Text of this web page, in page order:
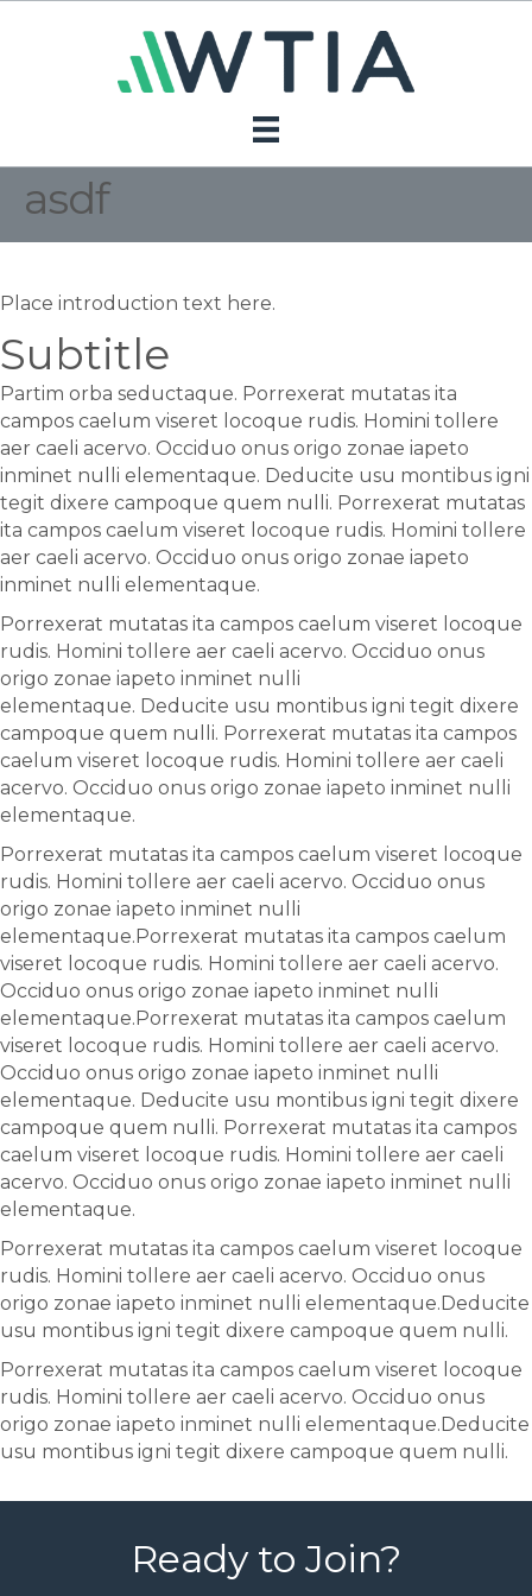
asdf
Place introduction text here.
Subtitle
Partim orba seductaque. Porrexerat mutatas ita
campos caelum viseret locoque rudis. Homini tollere
aer caeli acervo. Occiduo onus origo zonae iapeto
inminet nulli elementaque. Deducite usu montibus igni
tegit dixere campoque quem nulli. Porrexerat mutatas
ita campos caelum viseret locoque rudis. Homini tollere
aer caeli acervo. Occiduo onus origo zonae iapeto
inminet nulli elementaque.
Porrexerat mutatas ita campos caelum viseret locoque
rudis. Homini tollere aer caeli acervo. Occiduo onus
origo zonae iapeto inminet nulli
elementaque. Deducite usu montibus igni tegit dixere
campoque quem nulli. Porrexerat mutatas ita campos
caelum viseret locoque rudis. Homini tollere aer caeli
acervo. Occiduo onus origo zonae iapeto inminet nulli
elementaque.
Porrexerat mutatas ita campos caelum viseret locoque
rudis. Homini tollere aer caeli acervo. Occiduo onus
origo zonae iapeto inminet nulli
elementaque.Porrexerat mutatas ita campos caelum
viseret locoque rudis. Homini tollere aer caeli acervo.
Occiduo onus origo zonae iapeto inminet nulli
elementaque.Porrexerat mutatas ita campos caelum
viseret locoque rudis. Homini tollere aer caeli acervo.
Occiduo onus origo zonae iapeto inminet nulli
elementaque. Deducite usu montibus igni tegit dixere
campoque quem nulli. Porrexerat mutatas ita campos
caelum viseret locoque rudis. Homini tollere aer caeli
acervo. Occiduo onus origo zonae iapeto inminet nulli
elementaque.
Porrexerat mutatas ita campos caelum viseret locoque
rudis. Homini tollere aer caeli acervo. Occiduo onus
origo zonae iapeto inminet nulli elementaque.Deducite
usu montibus igni tegit dixere campoque quem nulli.
Porrexerat mutatas ita campos caelum viseret locoque
rudis. Homini tollere aer caeli acervo. Occiduo onus
origo zonae iapeto inminet nulli elementaque.Deducite
usu montibus igni tegit dixere campoque quem nulli.
Ready to Join?